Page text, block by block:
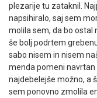
plezarije tu zataknil.
napsihiralo, saj sem
molila sem, da bo ostal
še bolj podrtem
sabo nisem in nisem
menda pomeni navrtan
najdebelejše možno, a
sem ponovno zmolila